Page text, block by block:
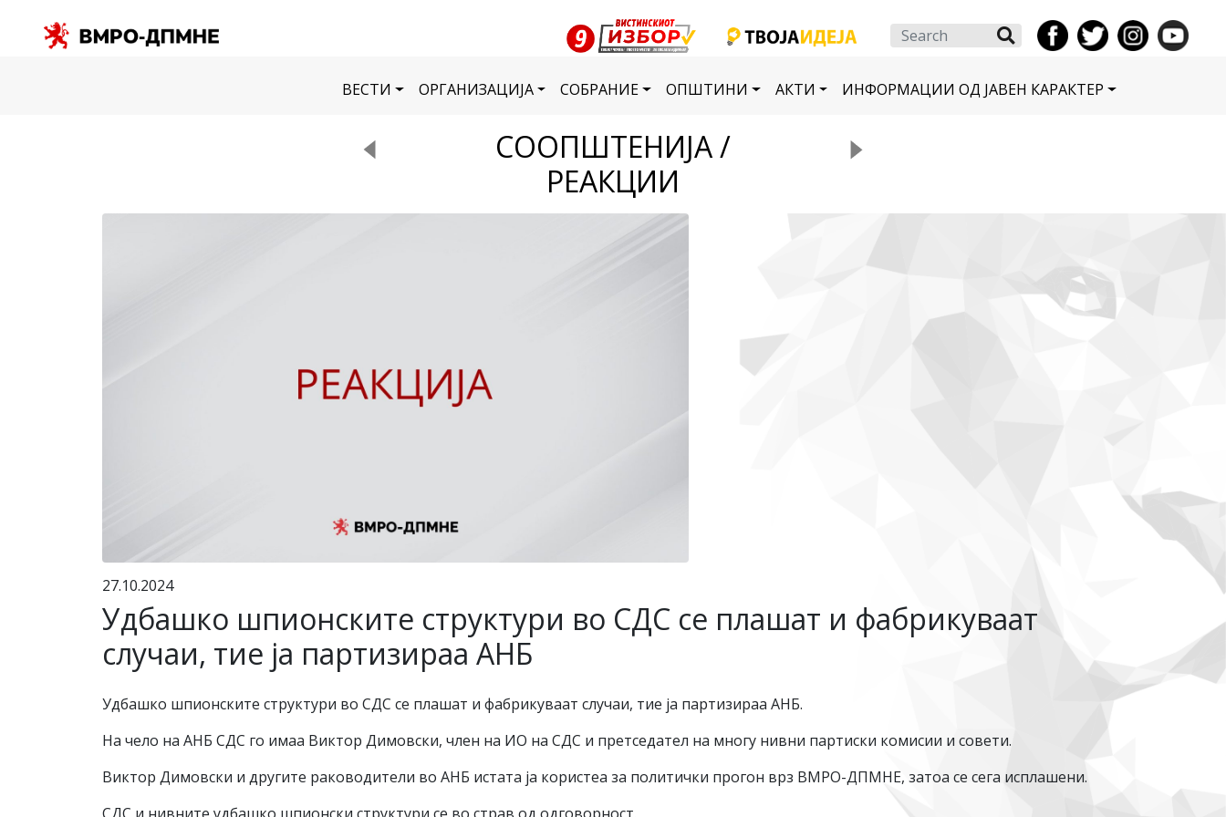
Search
ВЕСТИ ОРГАНИЗАЦИЈА СОБРАНИЕ ОПШТИНИ АКТИ ИНФОРМАЦИИ ОД ЈАВЕН КАРАКТЕР
СООПШТЕНИЈА /
РЕАКЦИИ
27.10.2024
Удбашко шпионските структури во СДС се плашат и фабрикуваат
случаи, тие ја партизираа АНБ
Удбашко шпионските структури во СДС се плашат и фабрикуваат случаи, тие ја партизираа АНБ.
На чело на АНБ СДС го имаа Виктор Димовски, член на ИО на СДС и претседател на многу нивни партиски комисии и совети.
Виктор Димовски и другите раководители во АНБ истата ја користеа за политички прогон врз ВМРО-ДПМНЕ, затоа се сега исплашени.